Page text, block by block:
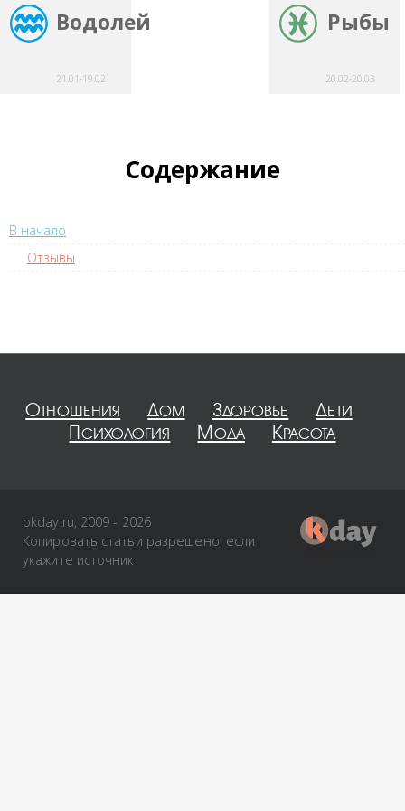
Водолей
21.01-19.02
Рыбы
20.02-20.03
Содержание
В начало
Отзывы
Отношения Дом Здоровье
Дети
Психология
Мода Красота
okday.ru, 2009 - 2026
Копировать статьи разрешено, если
укажите источник